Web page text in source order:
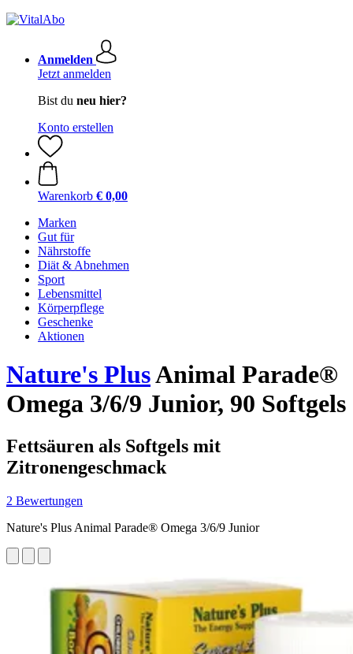
Anmelden
Jetzt anmelden
Bist du neu hier?
Konto erstellen
Warenkorb € 0,00
Marken
Gut für
Nährstoffe
Diät & Abnehmen
Sport
Lebensmittel
Körperpflege
Geschenke
Aktionen
Nature's PlusAnimal Parade®
Omega 3/6/9 Junior, 90 Softgels
Fettsäuren als Softgels mit
Zitronengeschmack
2 Bewertungen
Nature's Plus Animal Parade® Omega 3/6/9 Junior